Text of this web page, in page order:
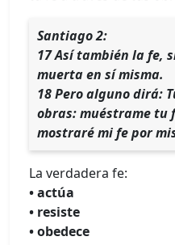
Santiago 2:
17 Así también la fe,
muerta en sí misma.
18 Pero alguno dirá:
obras: muéstrame tu
mostraré mi fe por
La verdadera fe:
• actúa
• resiste
• obedece